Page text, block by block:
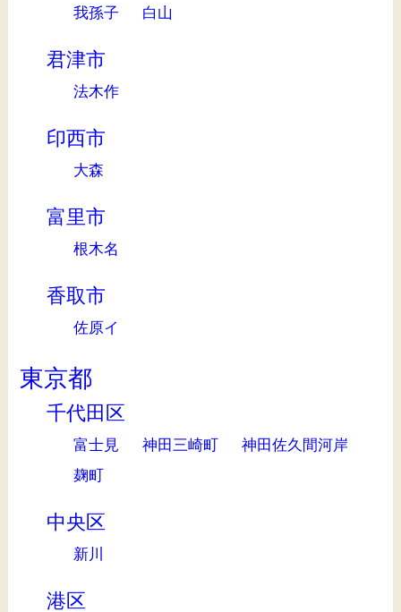
我孫子 白山
君津市
法木作
印西市
大森
富里市
根木名
香取市
佐原イ
東京都
千代田区
富士見 神田三崎町
神田佐久間河岸
麹町
中央区
新川
港区